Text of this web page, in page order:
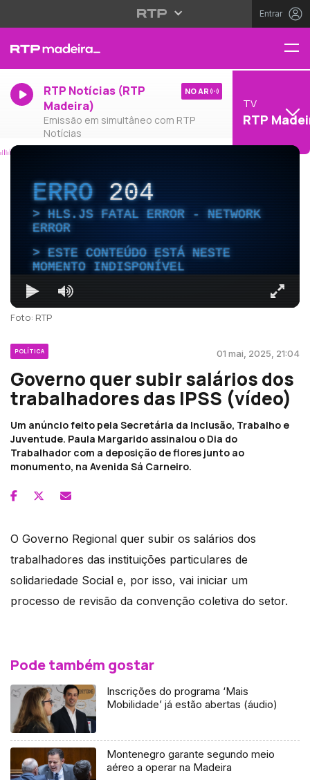
Entrar
RTP Notícias (RTP
Madeira)
Emissão em simultâneo com RTP
Notícias
NO AR
TV
RTP
ERRO204
HLS.JS FATAL ERROR - NETWORK
ERROR
ESTE CONTEÚDO ESTÁ NESTE
MOMENTO INDISPONÍVEL
Foto: RTP
POLÍTICA 01 mai, 2025, 21:04
Governo quer subir salários dos
trabalhadores das IPSS (vídeo)
Um anúncio feito pela Secretária da Inclusão, Trabalho e
Juventude. Paula Margarido assinalou o Dia do
Trabalhador com a deposição de flores junto ao
monumento, na Avenida Sá Carneiro.
O Governo Regional quer subir os salários dos
trabalhadores das instituições particulares de
solidariedade Social e, por isso, vai iniciar um
processo de revisão da convenção coletiva do setor.
Pode também gostar
Inscrições do programa ‘Mais
Mobilidade’ já estão abertas (áudio)
Montenegro garante segundo meio
aéreo a operar na Madeira